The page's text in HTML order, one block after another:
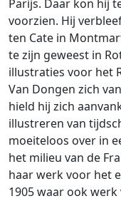
Parijs. Daar kon hij
voorzien. Hij
ten Cate in
te zijn geweest in
illustraties voor het
Van Dongen zich
hield hij zich
illustreren van
moeiteloos over in
het milieu van de
haar werk voor het
1905 waar ook werk